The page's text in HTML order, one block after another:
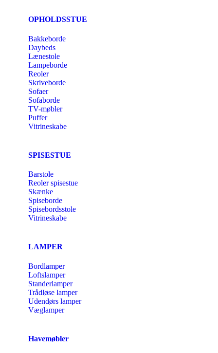
OPHOLDSSTUE
Bakkeborde
Daybeds
Lænestole
Lampeborde
Reoler
Skriveborde
Sofaer
Sofaborde
TV-møbler
Puffer
Vitrineskabe
SPISESTUE
Barstole
Reoler spisestue
Skænke
Spiseborde
Spisebordsstole
Vitrineskabe
LAMPER
Bordlamper
Loftslamper
Standerlamper
Trådløse lamper
Udendørs lamper
Væglamper
Havemøbler